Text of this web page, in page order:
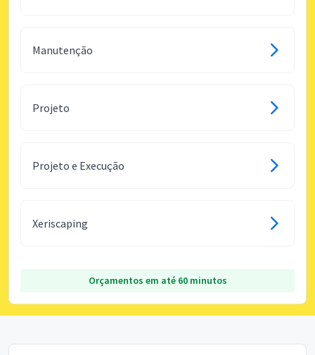
Manutenção
Projeto
Projeto e Execução
Xeriscaping
Orçamentos em até 60 minutos